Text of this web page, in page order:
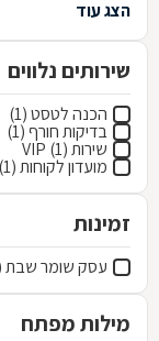
הצג עוד
שירותים נלווים
הכנה לטסט (1)
בדיקות חורף (1)
שירות VIP (1)
מועדון לקוחות (1)
זמינות
עסק שומר שבת
מילות מפתח